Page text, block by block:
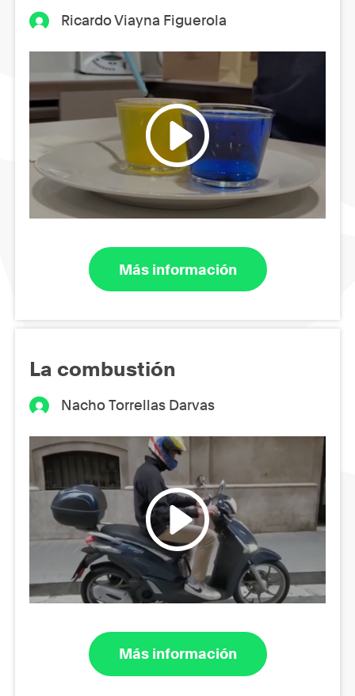
Ricardo Viayna Figuerola
Más información
La combustión
Nacho Torrellas Darvas
Más información